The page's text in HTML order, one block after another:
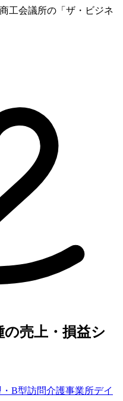
工会議所の「ザ・ビジネ
売上・損益シ
B型訪問介護事業所デイ